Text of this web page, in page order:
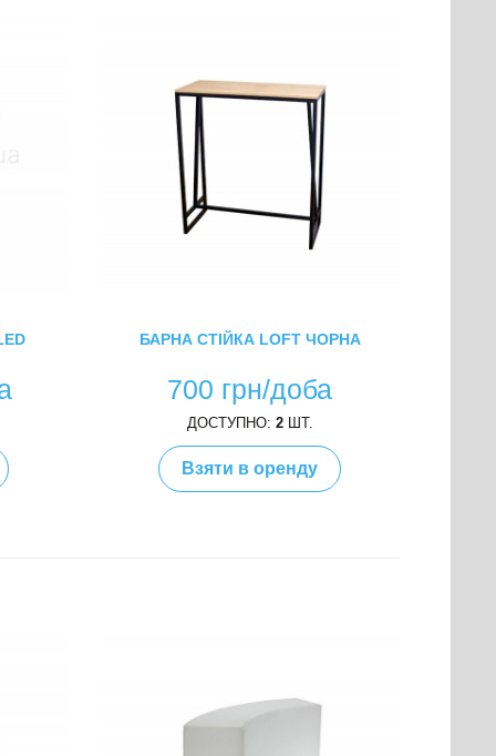
БАРНА СТІЙКА LOFT ЧОРНА
700 грн/доба
ДОСТУПНО: 2ШТ.
Взяти в оренду